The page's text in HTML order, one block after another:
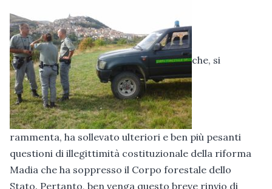
che, si
rammenta, ha sollevato ulteriori e ben più pesanti
questioni di illegittimità costituzionale della riforma
Madia che ha soppresso il Corpo forestale dello
Stato. Pertanto, ben venga questo breve rinvio di